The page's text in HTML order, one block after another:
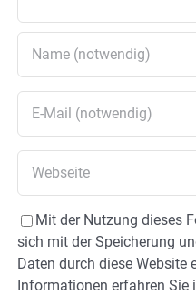
Mit der Nutzung dieses
sich mit der Speicherung
Daten durch diese Website
Informationen erfahren Sie